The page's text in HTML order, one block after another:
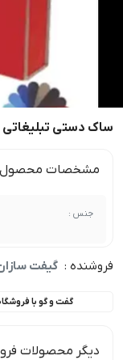
ساک دستی تبلیغاتی
مشخصات محصول
جنس :
فروشنده : گیفت
گفت و گو با
دیگر محصولات